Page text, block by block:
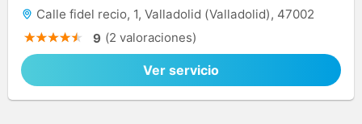
Calle fidel recio, 1, Valladolid (Valladolid), 47002
9 (2 valoraciones)
Ver servicio